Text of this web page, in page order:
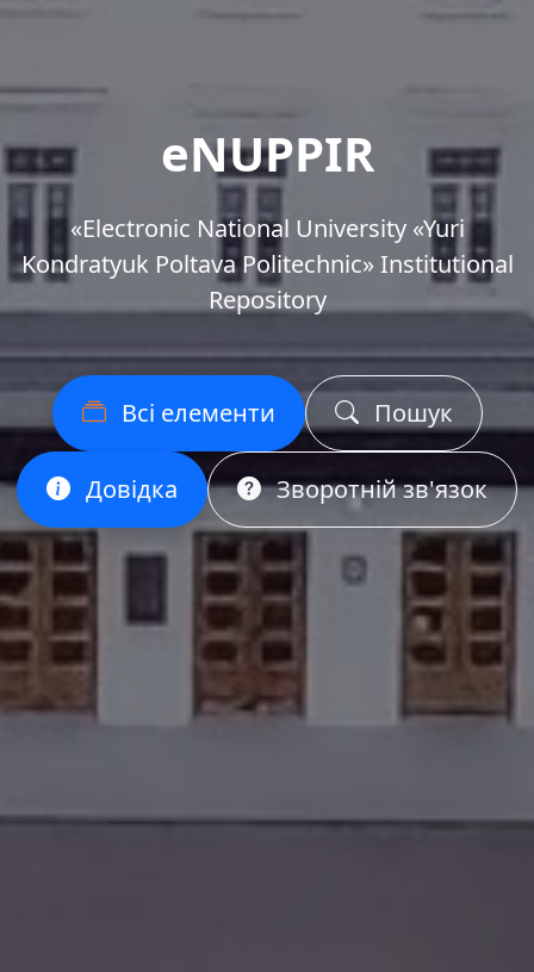
eNUPPIR
«Еlectronic National University «Yuri
Kondratyuk Poltava Politechnic» Institutional
Repository
Всі елементи Пошук
Довідка Зворотній зв'язок